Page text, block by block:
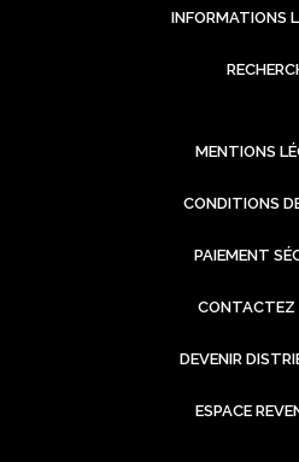
INFORMATIONS
MENTIONS
CONDITIONS
PAIEMENT
CONTACTEZ
DEVENIR
ESPACE